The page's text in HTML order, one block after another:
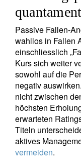
Passive Fallen-
wahllos in Fallen
einschliesslich
Kurs sich weiter
sowohl auf die
negativ
nicht zwischen
höchsten
erwarteten
Titeln
aktives
vermeiden.